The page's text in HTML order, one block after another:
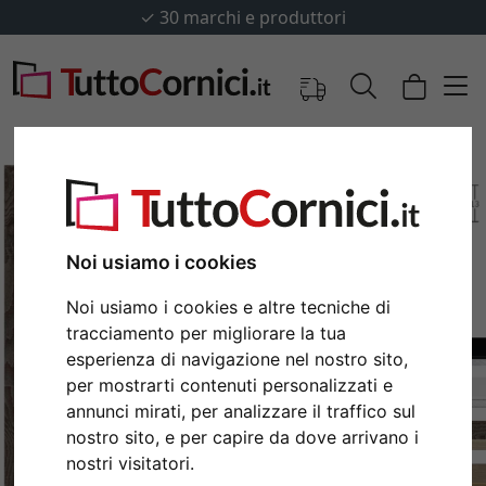
Noi usiamo i cookies
Noi usiamo i cookies e altre tecniche di
tracciamento per migliorare la tua
esperienza di navigazione nel nostro sito,
per mostrarti contenuti personalizzati e
annunci mirati, per analizzare il traffico sul
nostro sito, e per capire da dove arrivano i
nostri visitatori.
✓ 30 marchi e produttori
Indietro